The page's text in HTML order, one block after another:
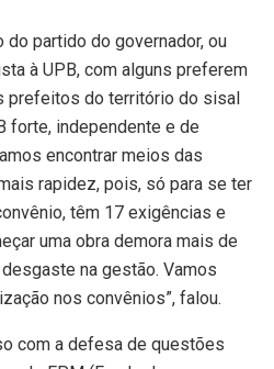
partido do governador, ou
à UPB, com alguns preferem
prefeitos do território do sisal
forte, independente e de
encontrar meios das
rapidez, pois, só para se ter
têm 17 exigências e
uma obra demora mais de
na gestão. Vamos
nos convênios”, falou.
com a defesa de questões